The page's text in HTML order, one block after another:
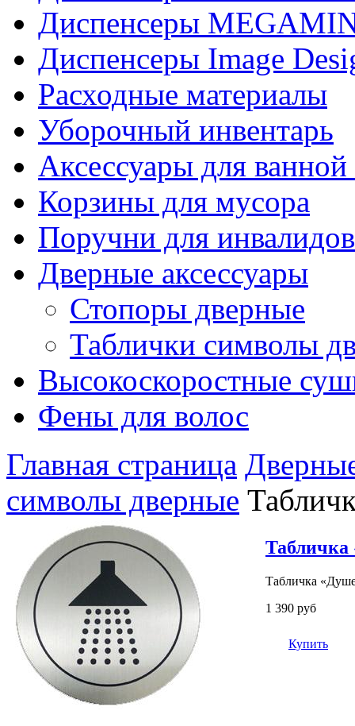
Диспенсеры
Диспенсеры Image
Расходные материалы
Уборочный инвентарь
Аксессуары для
Корзины для мусора
Поручни для инвалидов
Дверные аксессуары
Стопоры дверные
Таблички символы
Высокоскоростные
Фены для волос
Главная страница
символы дверные
Табличка
Табличка
1 390 руб
Купить